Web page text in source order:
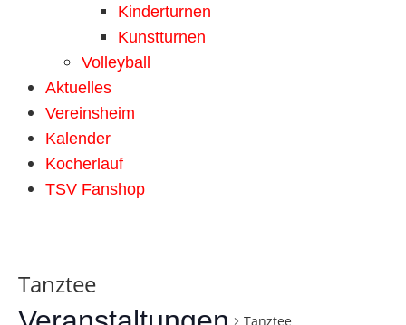
Kinderturnen
Kunstturnen
Volleyball
Aktuelles
Vereinsheim
Kalender
Kocherlauf
TSV Fanshop
Tanztee
Tanztee